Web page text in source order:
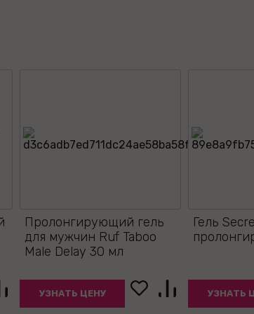
Пролонгирующий гель
для мужчин Ruf Taboo
Male Delay 30 мл
УЗНАТЬ ЦЕНУ
Гель
УЗНАТЬ